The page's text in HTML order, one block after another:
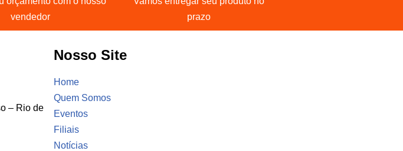
vendedor
prazo
– Rio de
Nosso Site
Home
Quem Somos
Eventos
Filiais
Notícias